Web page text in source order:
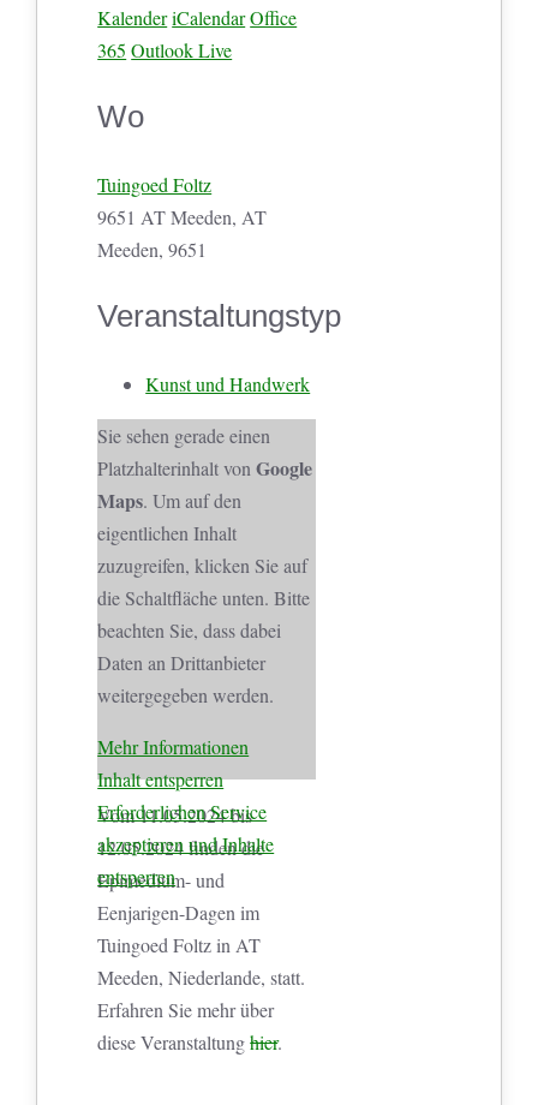
KalenderiCalendarOffice
365 Outlook Live
Wo
Tuingoed Foltz
9651 AT Meeden, AT
Meeden, 9651
Veranstaltungstyp
Kunst und Handwerk
Sie sehen gerade einen
Platzhalterinhalt vonGoogle
Maps. Um auf den
eigentlichen Inhalt
zuzugreifen, klicken Sie auf
die Schaltfläche unten. Bitte
beachten Sie, dass dabei
Daten an Drittanbieter
weitergegeben werden.
Mehr Informationen
Inhalt entsperren
Erforderlichen Service
akzeptieren und Inhalte
entsperren
Vom 11.05.2024 bis
12.05.2024 finden die
Epimedium- und
Eenjarigen-Dagen im
Tuingoed Foltz in AT
Meeden, Niederlande, statt.
Erfahren Sie mehr über
diese Veranstaltunghier.